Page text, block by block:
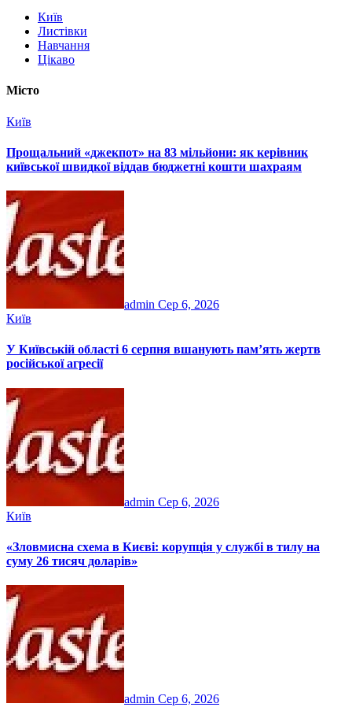
Київ
Листівки
Навчання
Цікаво
Місто
Київ
Прощальний «джекпот» на 83 мільйони: як керівник
київської швидкої віддав бюджетні кошти шахраям
admin Сер 6, 2026
Київ
У Київській області 6 серпня вшанують пам’ять жертв
російської агресії
admin Сер 6, 2026
Київ
«Зловмисна схема в Києві: корупція у службі в тилу на
суму 26 тисяч доларів»
admin Сер 6, 2026